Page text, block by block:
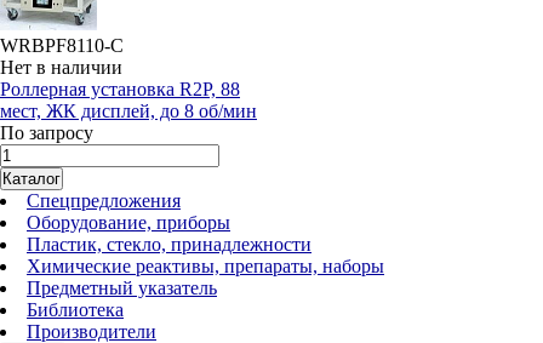
WRBPF8110-C
Нет в наличии
Роллерная установка R2P, 88
мест, ЖК дисплей, до 8 об/мин
По запросу
Каталог
Спецпредложения
Оборудование, приборы
Пластик, стекло, принадлежности
Химические реактивы, препараты, наборы
Предметный указатель
Библиотека
Производители